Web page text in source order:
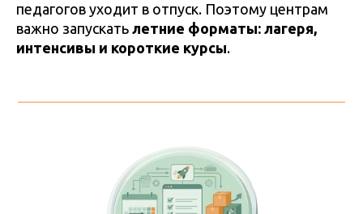
педагогов уходит в отпуск. Поэтому центрам
важно запускать летние форматы: лагеря,
интенсивы и короткие курсы.